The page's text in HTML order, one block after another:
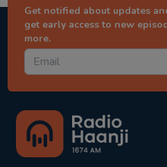
Get notified about updates
get early access to new
more.